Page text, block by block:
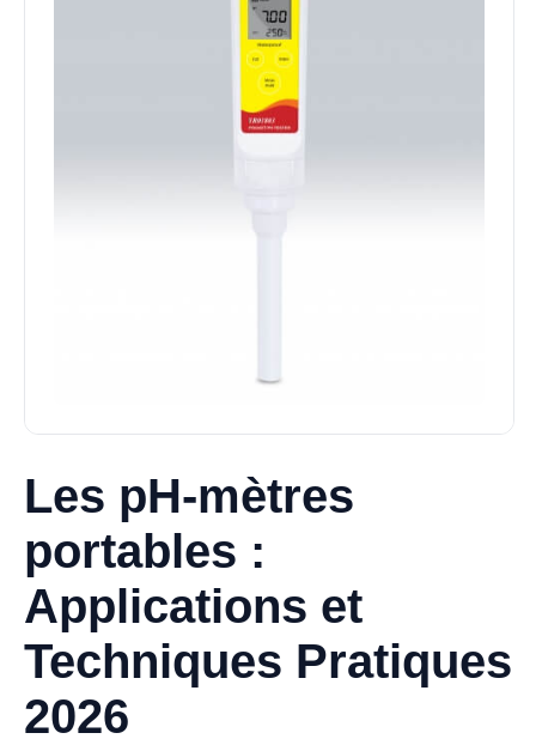
Les pH-mètres
portables :
Applications et
Techniques Pratiques
2026